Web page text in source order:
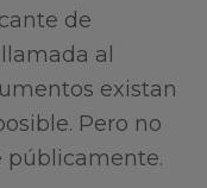
de
al
existan
Pero no
públicamente.